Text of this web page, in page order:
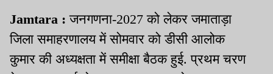
Jamtara :जनगणना-2027 को लेकर जमाताड़ा
जिला समाहरणालय में सोमवार को डीसी आलोक
कुमार की अध्यक्षता में समीक्षा बैठक हुई. प्रथम चरण